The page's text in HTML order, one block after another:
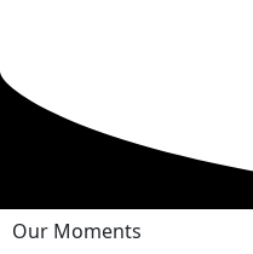
Our Moments